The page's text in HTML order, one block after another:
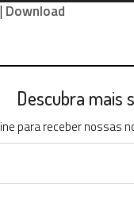
| Download
Descubra mais
para receber nossas